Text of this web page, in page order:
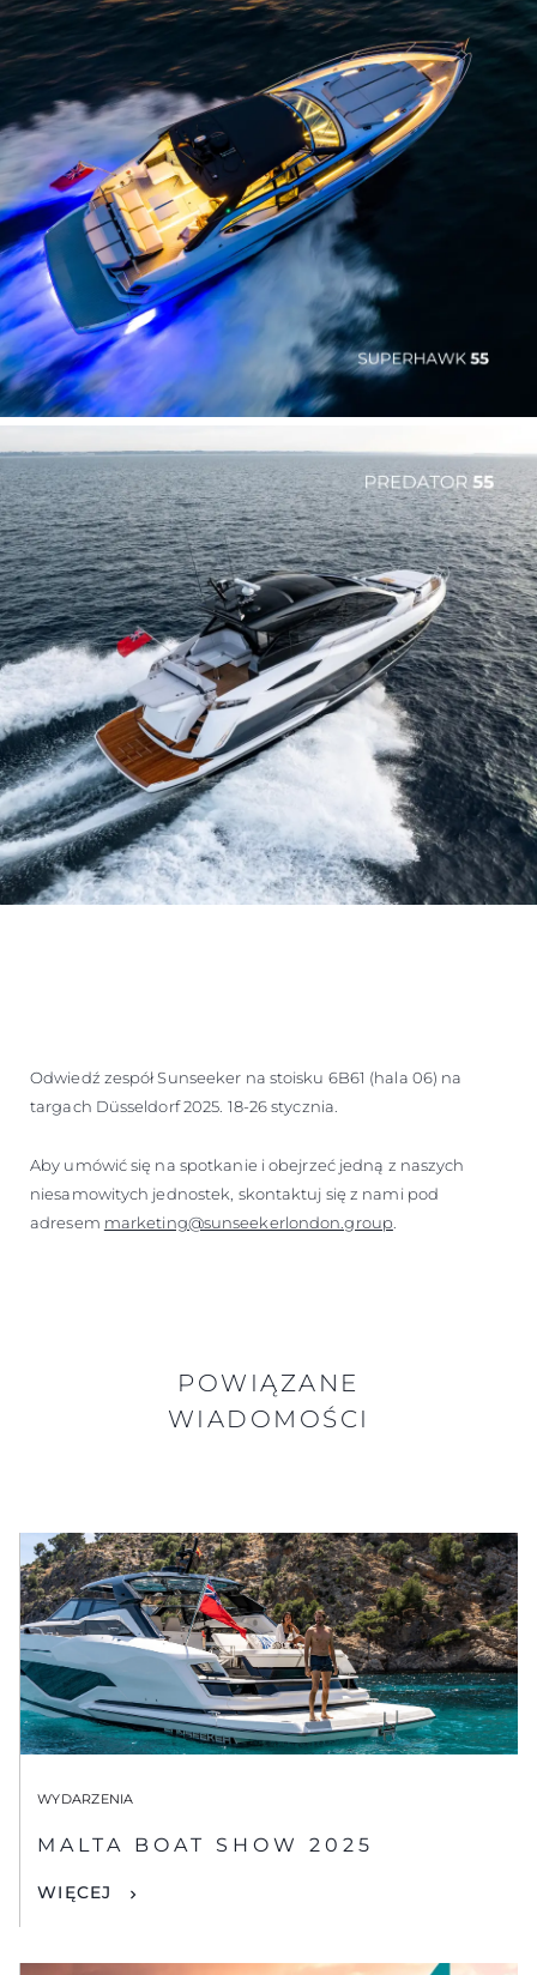
Odwiedź zespół Sunseeker na stoisku 6B61 (hala 06) na
targach Düsseldorf 2025. 18-26 stycznia.
Aby umówić się na spotkanie i obejrzeć jedną z naszych
niesamowitych jednostek, skontaktuj się z nami pod
adresem marketing@sunseekerlondon.group.
POWIĄZANE
WIADOMOŚCI
WYDARZENIA
MALTA BOAT SHOW 2025
WIĘCEJ